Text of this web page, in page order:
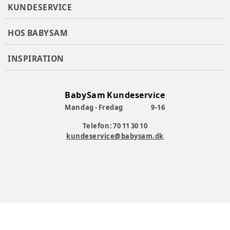
KUNDESERVICE
HOS BABYSAM
INSPIRATION
BabySam Kundeservice
Mandag - Fredag
9-16
Telefon: 70 11 30 10
kundeservice@babysam.dk